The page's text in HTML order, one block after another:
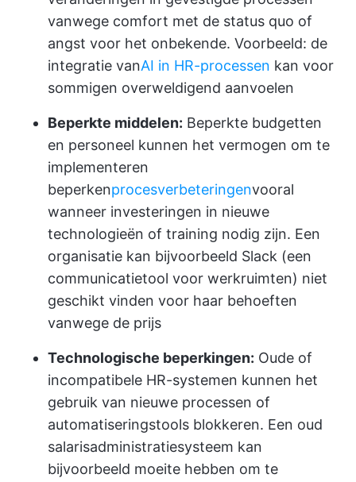
vanwege comfort met de status quo of
angst voor het onbekende. Voorbeeld: de
integratie vanAI in HR-processen kan voor
sommigen overweldigend aanvoelen
Beperkte middelen: Beperkte budgetten
en personeel kunnen het vermogen om te
implementeren
beperkenprocesverbeteringenvooral
wanneer investeringen in nieuwe
technologieën of training nodig zijn. Een
organisatie kan bijvoorbeeld Slack (een
communicatietool voor werkruimten) niet
geschikt vinden voor haar behoeften
vanwege de prijs
Technologische beperkingen: Oude of
incompatibele HR-systemen kunnen het
gebruik van nieuwe processen of
automatiseringstools blokkeren. Een oud
salarisadministratiesysteem kan
bijvoorbeeld moeite hebben om te